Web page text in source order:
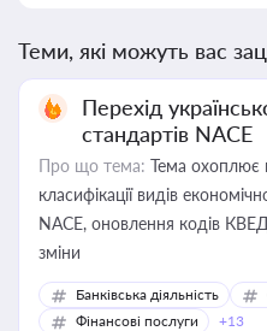
Теми, які можуть вас
Перехід
стандартів NACE
Про що тема: Тема охоплює
класифікації видів
NACE, оновлення кодів
зміни
Банківська діяльність
Фінансові послуги
+13